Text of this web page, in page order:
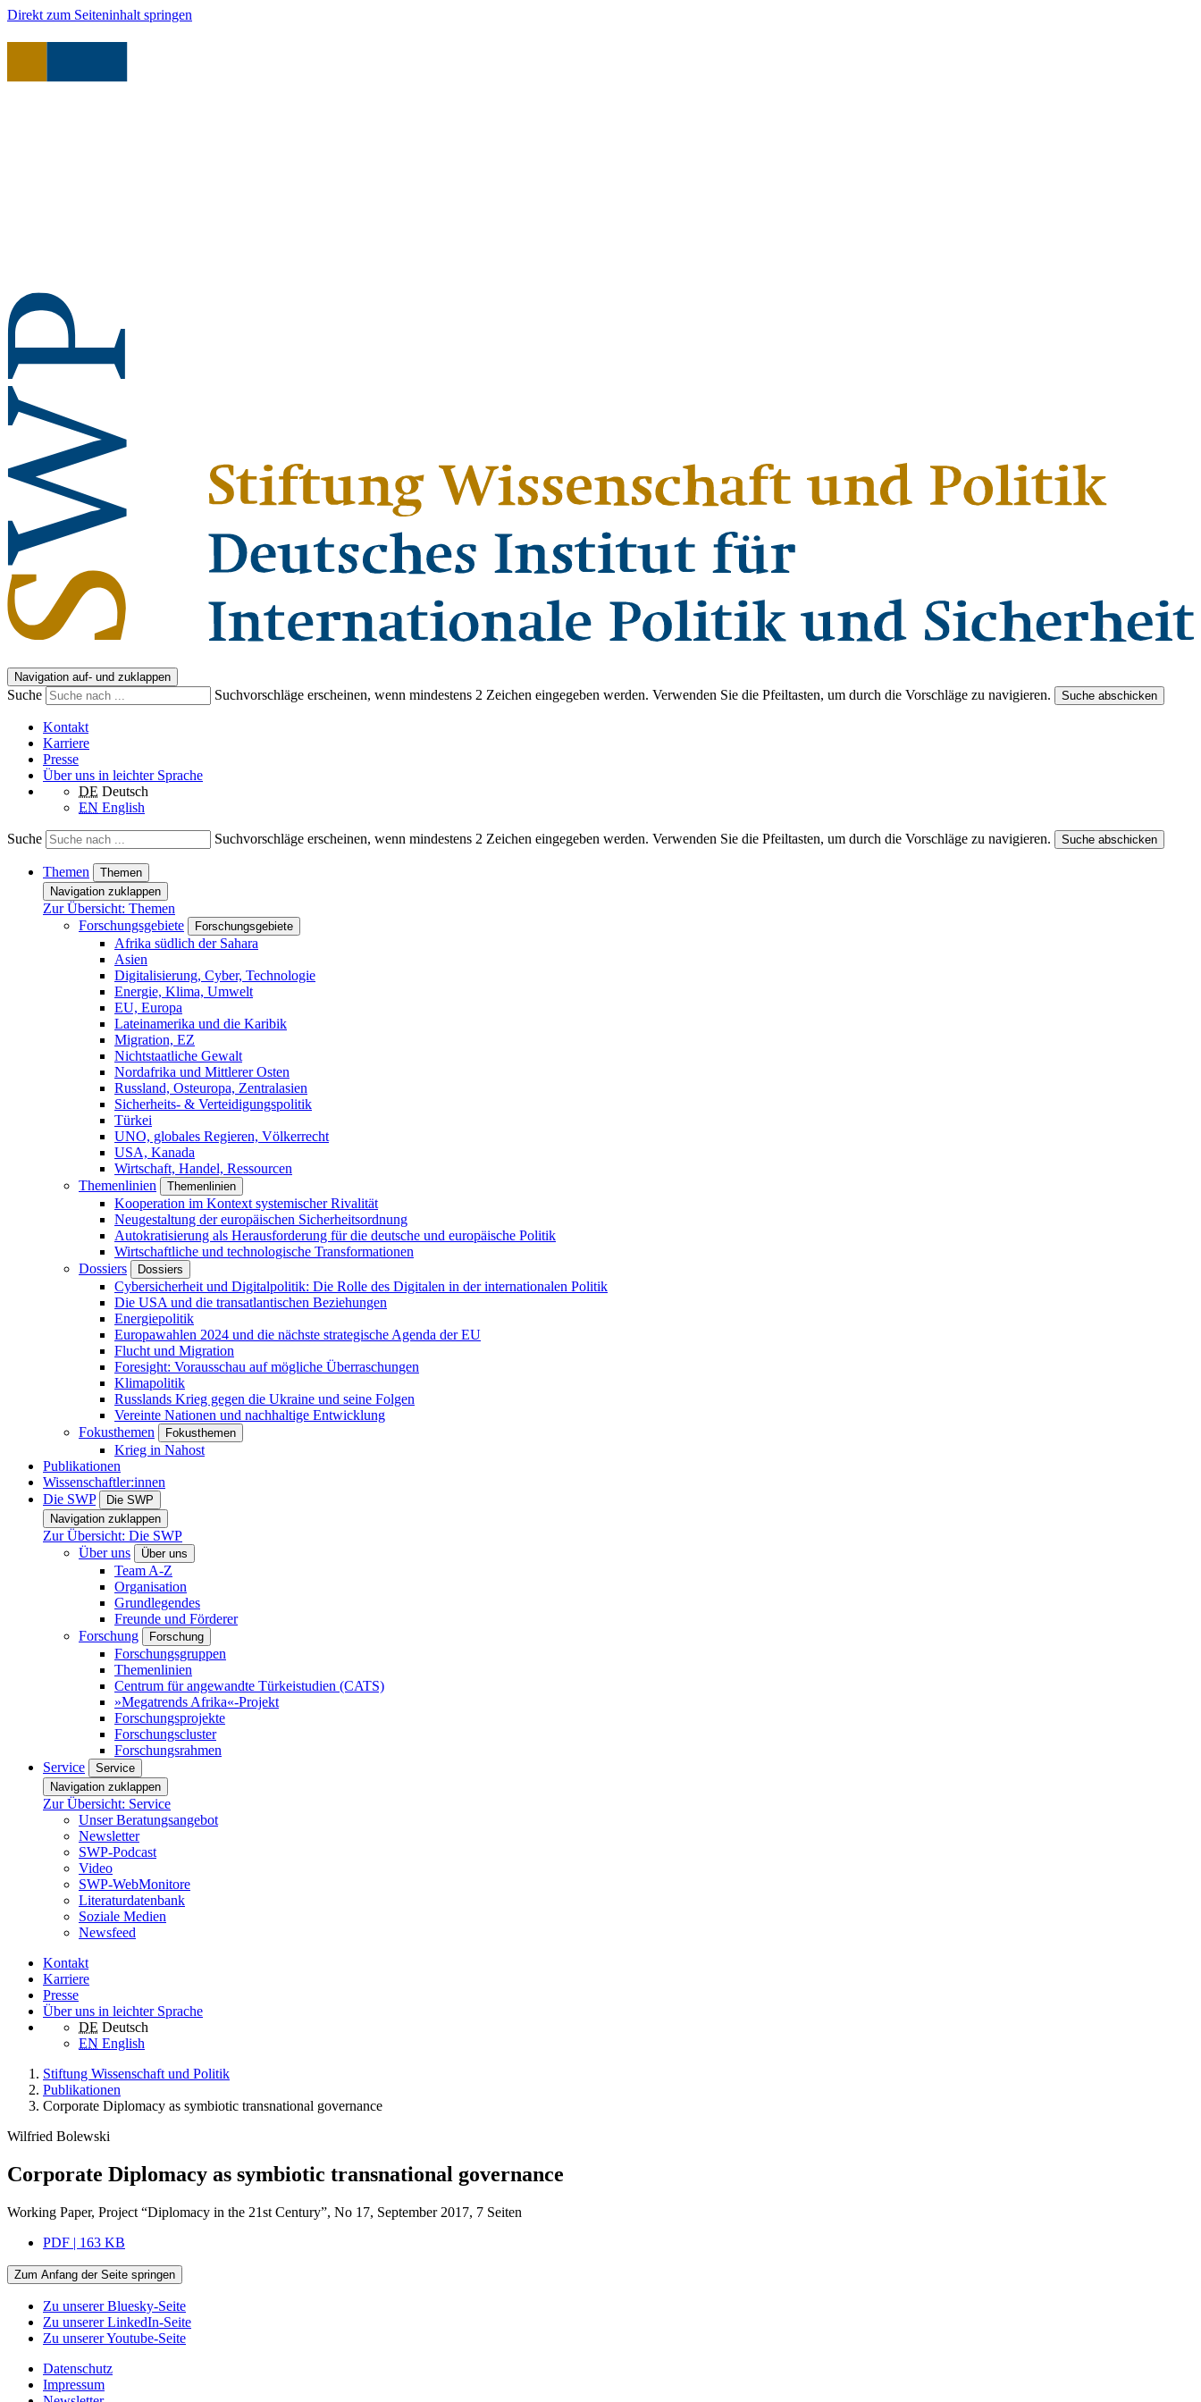
Direkt zum Seiteninhalt springen
Navigation auf- und zuklappen
Suche Suchvorschläge erscheinen, wenn mindestens 2 Zeichen eingegeben werden. Verwenden Sie die Pfeiltasten, um durch die Vorschläge zu navigieren. Suche abschicken
Kontakt
Karriere
Presse
Über uns in leichter Sprache
DE Deutsch
EN English
Suche Suchvorschläge erscheinen, wenn mindestens 2 Zeichen eingegeben werden. Verwenden Sie die Pfeiltasten, um durch die Vorschläge zu navigieren. Suche abschicken
Themen
Themen
Navigation zuklappen
Zur Übersicht: Themen
Forschungsgebiete
Forschungsgebiete
Afrika südlich der Sahara
Asien
Digitalisierung, Cyber, Technologie
Energie, Klima, Umwelt
EU, Europa
Lateinamerika und die Karibik
Migration, EZ
Nichtstaatliche Gewalt
Nordafrika und Mittlerer Osten
Russland, Osteuropa, Zentralasien
Sicherheits- & Verteidigungspolitik
Türkei
UNO, globales Regieren, Völkerrecht
USA, Kanada
Wirtschaft, Handel, Ressourcen
Themenlinien
Themenlinien
Kooperation im Kontext systemischer Rivalität
Neugestaltung der europäischen Sicherheitsordnung
Autokratisierung als Herausforderung für die deutsche und europäische Politik
Wirtschaftliche und technologische Transformationen
Dossiers
Dossiers
Cybersicherheit und Digitalpolitik: Die Rolle des Digitalen in der internationalen Politik
Die USA und die transatlantischen Beziehungen
Energiepolitik
Europawahlen 2024 und die nächste strategische Agenda der EU
Flucht und Migration
Foresight: Vorausschau auf mögliche Überraschungen
Klimapolitik
Russlands Krieg gegen die Ukraine und seine Folgen
Vereinte Nationen und nachhaltige Entwicklung
Fokusthemen
Fokusthemen
Krieg in Nahost
Publikationen
Wissenschaftler:innen
Die SWP
Die SWP
Navigation zuklappen
Zur Übersicht: Die SWP
Über uns
Über uns
Team A-Z
Organisation
Grundlegendes
Freunde und Förderer
Forschung
Forschung
Forschungsgruppen
Themenlinien
Centrum für angewandte Türkeistudien (CATS)
»Megatrends Afrika«-Projekt
Forschungsprojekte
Forschungscluster
Forschungsrahmen
Service
Service
Navigation zuklappen
Zur Übersicht: Service
Unser Beratungsangebot
Newsletter
SWP-Podcast
Video
SWP-WebMonitore
Literaturdatenbank
Soziale Medien
Newsfeed
Kontakt
Karriere
Presse
Über uns in leichter Sprache
DE Deutsch
EN English
Stiftung Wissenschaft und Politik
Publikationen
Corporate Diplomacy as symbiotic transnational governance
Wilfried Bolewski
Corporate Diplomacy as symbiotic transnational governance
Working Paper, Project “Diplomacy in the 21st Century”, No 17, September 2017, 7 Seiten
PDF | 163 KB
Zum Anfang der Seite springen
Zu unserer Bluesky-Seite
Zu unserer LinkedIn-Seite
Zu unserer Youtube-Seite
Datenschutz
Impressum